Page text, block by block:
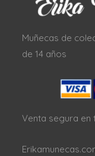
Muñecas de
de 14 años
Venta segura en